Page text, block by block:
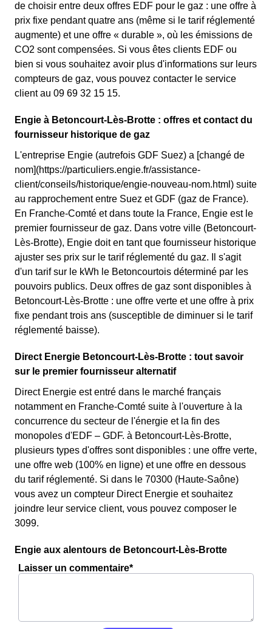
de choisir entre deux offres EDF pour le gaz : une offre à
prix fixe pendant quatre ans (même si le tarif réglementé
augmente) et une offre « durable », où les émissions de
CO2 sont compensées. Si vous êtes clients EDF ou
bien si vous souhaitez avoir plus d'informations sur leurs
compteurs de gaz, vous pouvez contacter le service
client au 09 69 32 15 15.
Engie à Betoncourt-Lès-Brotte : offres et contact du
fournisseur historique de gaz
L'entreprise Engie (autrefois GDF Suez) a [changé de
nom](https://particuliers.engie.fr/assistance-
client/conseils/historique/engie-nouveau-nom.html) suite
au rapprochement entre Suez et GDF (gaz de France).
En Franche-Comté et dans toute la France, Engie est le
premier fournisseur de gaz. Dans votre ville (Betoncourt-
Lès-Brotte), Engie doit en tant que fournisseur historique
ajuster ses prix sur le tarif réglementé du gaz. Il s'agit
d'un tarif sur le kWh le Betoncourtois déterminé par les
pouvoirs publics. Deux offres de gaz sont disponibles à
Betoncourt-Lès-Brotte : une offre verte et une offre à prix
fixe pendant trois ans (susceptible de diminuer si le tarif
réglementé baisse).
Direct Energie Betoncourt-Lès-Brotte : tout savoir
sur le premier fournisseur alternatif
Direct Energie est entré dans le marché français
notamment en Franche-Comté suite à l'ouverture à la
concurrence du secteur de l'énergie et la fin des
monopoles d'EDF – GDF. à Betoncourt-Lès-Brotte,
plusieurs types d'offres sont disponibles : une offre verte,
une offre web (100% en ligne) et une offre en dessous
du tarif réglementé. Si dans le 70300 (Haute-Saône)
vous avez un compteur Direct Energie et souhaitez
joindre leur service client, vous pouvez composer le
3099.
Engie aux alentours de Betoncourt-Lès-Brotte
Laisser un commentaire*